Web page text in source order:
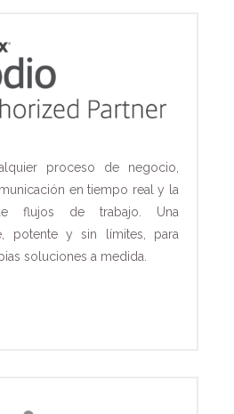
proceso de negocio,
en tiempo real y la
flujos de trabajo. Una
potente y sin límites, para
soluciones a medida.